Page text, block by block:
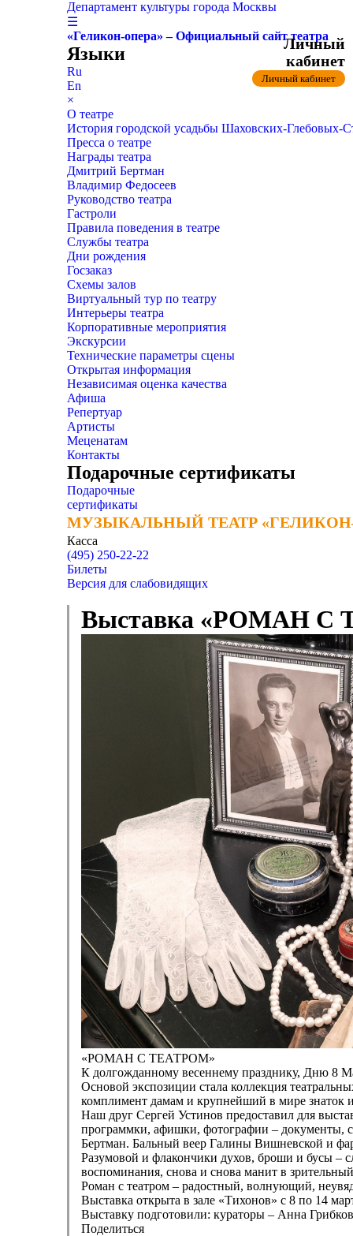
Департамент культуры города Москвы
☰
«Геликон-опера» – Официальный сайт театра
Языки
Ru
En
×
О театре
История городской усадьбы Шаховских-
Пресса о театре
Награды театра
Дмитрий Бертман
Владимир Федосеев
Руководство театра
Гастроли
Правила поведения в театре
Службы театра
Дни рождения
Госзаказ
Схемы залов
Виртуальный тур по театру
Интерьеры театра
Корпоративные мероприятия
Экскурсии
Технические параметры сцены
Открытая информация
Независимая оценка качества
Афиша
Репертуар
Артисты
Меценатам
Контакты
Подарочные сертификаты
Подарочные
сертификаты
МУЗЫКАЛЬНЫЙ ТЕАТР
МУЗЫКАЛЬНЫЙ ТЕАТР
Касса
(495) 250-22-22
Личный
кабинет
Личный кабинет
Билеты
Версия для слабовидящих
Выставка «РОМАН С
«РОМАН С ТЕАТРОМ»
К долгожданному весеннему празднику, Дню 8
Основой экспозиции стала коллекция
комплимент дамам и крупнейший в мире знаток
Наш друг Сергей Устинов предоставил для
программки, афишки, фотографии – документы,
Бертман. Бальный веер Галины Вишневской и
Разумовой и флакончики духов, броши и бусы –
воспоминания, снова и снова манит в
Роман с театром – радостный, волнующий,
Выставка открыта в зале «Тихонов» с 8 по 14
Выставку подготовили: кураторы – Анна
Поделиться